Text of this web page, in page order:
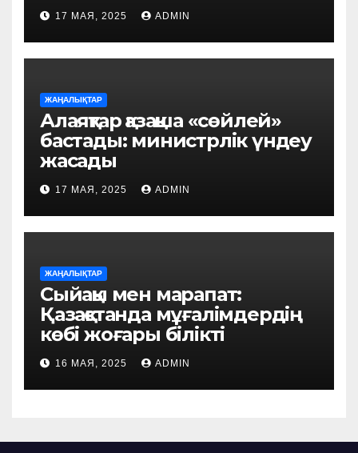
17 МАЯ, 2025 ADMIN
ЖАҢАЛЫҚТАР
Алаяқтар қазақша «сөйлей»
бастады: министрлік үндеу
жасады
17 МАЯ, 2025 ADMIN
ЖАҢАЛЫҚТАР
Сыйақы мен марапат:
Қазақстанда мұғалімдердің
көбі жоғары білікті
16 МАЯ, 2025 ADMIN